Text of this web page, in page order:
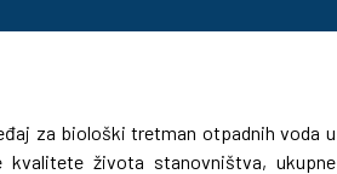
za biološki tretman otpadnih voda u
života stanovništva, ukupne